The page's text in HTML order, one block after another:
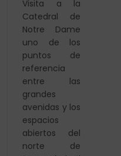
Visita a la
Catedral de
Notre Dame
uno de los
puntos de
referencia
entre las
grandes
avenidas y los
espacios
abiertos del
norte de